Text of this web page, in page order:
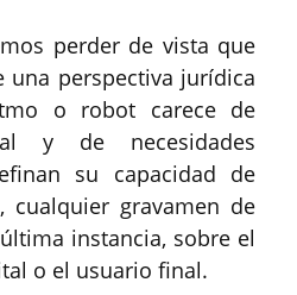
perder de vista que
perspectiva jurídica
o robot carece de
y de necesidades
su capacidad de
gravamen de
instancia, sobre el
o el usuario final.